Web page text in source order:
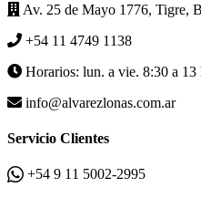
Av. 25 de Mayo 1776, Tigre,
+54 11 4749 1138
Horarios: lun. a vie. 8:30 a 13
info@alvarezlonas.com.ar
Servicio Clientes
+54 9 11 5002-2995